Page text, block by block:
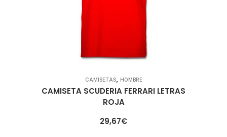
CAMISETAS, HOMBRE
CAMISETA SCUDERIA FERRARI LETRAS
ROJA
29,67€